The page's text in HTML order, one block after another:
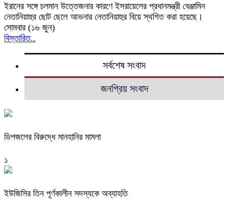
ইরানের সঙ্গে চলমান উত্তেজনার কারণে ইসরায়েলের প্রধানমন্ত্রী বেঞ্জামিন
নেতানিয়াহুর ছোট ছেলে আভনার নেতানিয়াহুর বিয়ে স্থগিত করা হয়েছে।
সোমবার (১৬ জুন)
বিস্তারিত..
সর্বশেষ সংবাদ
জনপ্রিয় সংবাদ
ডিপজলের বিরুদ্ধে মানহানির মামলা
১
ইউজিসির তিন পূর্ণকালীন সদস্যকে অব্যাহতি